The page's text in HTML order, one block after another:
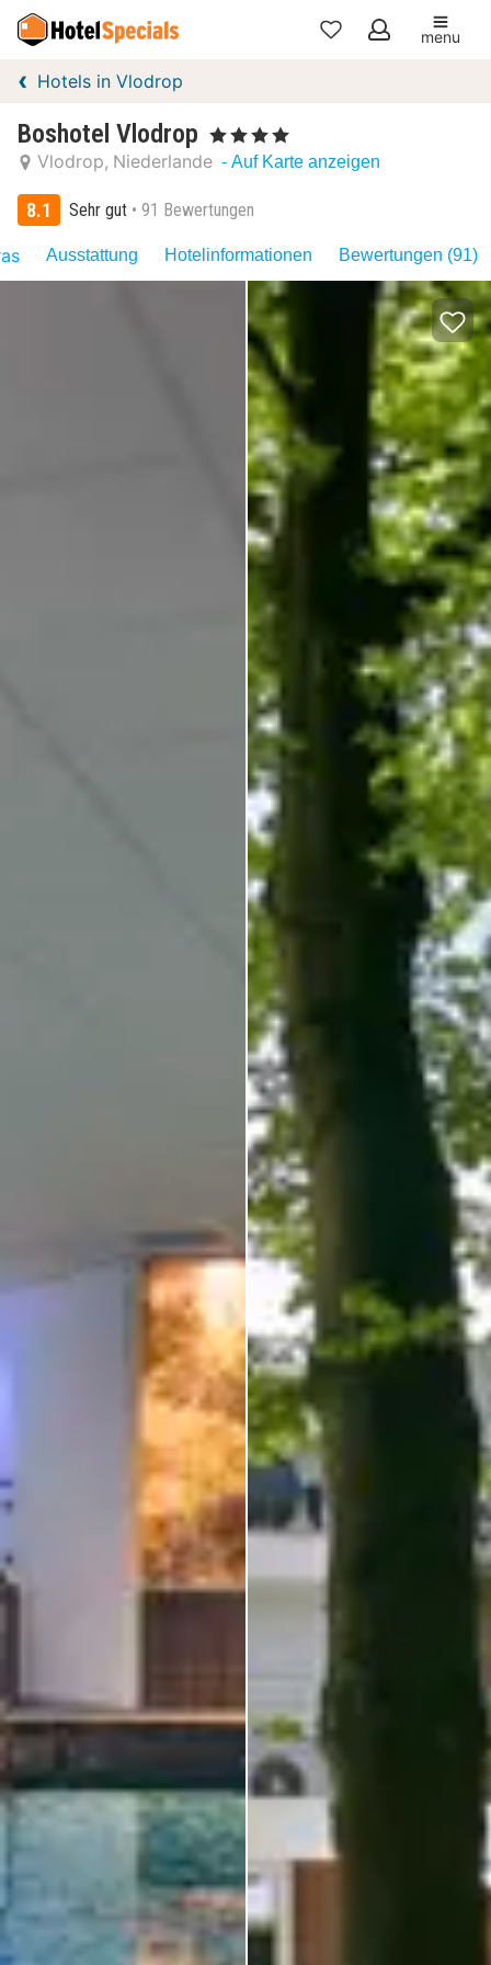
Meine
menu
Hotels in Vlodrop
Boshotel Vlodrop , 4 Sterne
Vlodrop Niederlande - Auf Karte anzeigen
8.1 Sehr gut 91 Bewertungen
Ausstattung Hotelinformationen Bewertungen (91)